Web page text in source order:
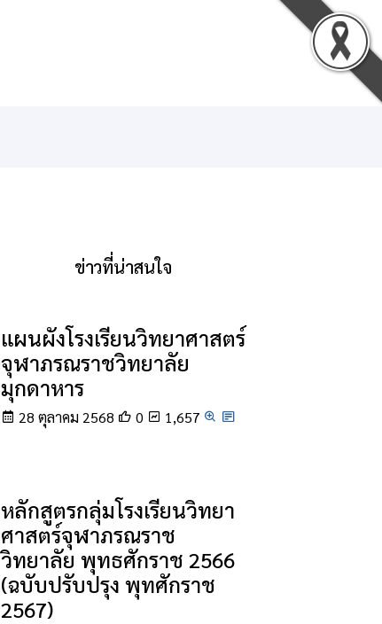
ข่าวที่น่าสนใจ
แผนผังโรงเรียนวิทยาศาสตร์
จุฬาภรณราชวิทยาลัย
มุกดาหาร
28 ตุลาคม 2568 0 1,657
หลักสูตรกลุ่มโรงเรียนวิทยา
ศาสตร์จุฬาภรณราช
วิทยาลัย พุทธศักราช 2566
(ฉบับปรับปรุง พุทศักราช
2567)